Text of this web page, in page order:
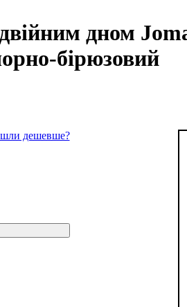
дном
бірюзовий
дешевше?